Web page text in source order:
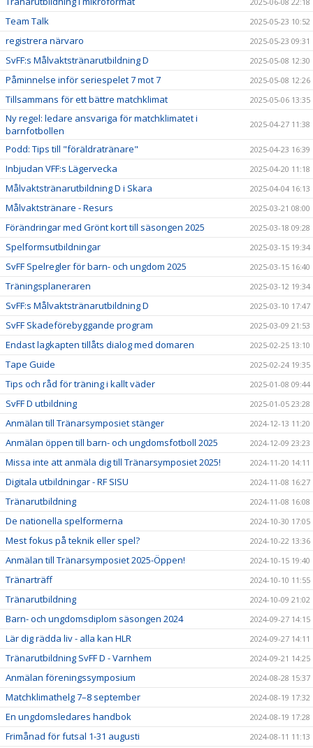
Team Talk 2025-05-23 10:52
registrera närvaro 2025-05-23 09:31
SvFF:s Målvaktstränarutbildning D 2025-05-08 12:30
Påminnelse inför seriespelet 7 mot 7 2025-05-08 12:26
Tillsammans för ett bättre matchklimat 2025-05-06 13:35
Ny regel: ledare ansvariga för matchklimatet i
barnfotbollen
2025-04-27 11:38
Podd: Tips till "föräldratränare" 2025-04-23 16:39
Inbjudan VFF:s Lägervecka 2025-04-20 11:18
Målvaktstränarutbildning D i Skara 2025-04-04 16:13
Målvaktstränare - Resurs 2025-03-21 08:00
Förändringar med Grönt kort till säsongen 2025 2025-03-18 09:28
Spelformsutbildningar 2025-03-15 19:34
SvFF Spelregler för barn- och ungdom 2025 2025-03-15 16:40
Träningsplaneraren 2025-03-12 19:34
SvFF:s Målvaktstränarutbildning D 2025-03-10 17:47
SvFF Skadeförebyggande program 2025-03-09 21:53
Endast lagkapten tillåts dialog med domaren 2025-02-25 13:10
Tape Guide 2025-02-24 19:35
Tips och råd för träning i kallt väder 2025-01-08 09:44
SvFF D utbildning 2025-01-05 23:28
Anmälan till Tränarsymposiet stänger 2024-12-13 11:20
Anmälan öppen till barn- och ungdomsfotboll 2025 2024-12-09 23:23
Missa inte att anmäla dig till Tränarsymposiet 2025! 2024-11-20 14:11
Digitala utbildningar - RF SISU 2024-11-08 16:27
Tränarutbildning 2024-11-08 16:08
De nationella spelformerna 2024-10-30 17:05
Mest fokus på teknik eller spel? 2024-10-22 13:36
Anmälan till Tränarsymposiet 2025-Öppen! 2024-10-15 19:40
Tränarträff 2024-10-10 11:55
Tränarutbildning 2024-10-09 21:02
Barn- och ungdomsdiplom säsongen 2024 2024-09-27 14:15
Lär dig rädda liv - alla kan HLR 2024-09-27 14:11
Tränarutbildning SvFF D - Varnhem 2024-09-21 14:25
Anmälan föreningssymposium 2024-08-28 15:37
Matchklimathelg 7–8 september 2024-08-19 17:32
En ungdomsledares handbok 2024-08-19 17:28
Frimånad för futsal 1-31 augusti 2024-08-11 11:13